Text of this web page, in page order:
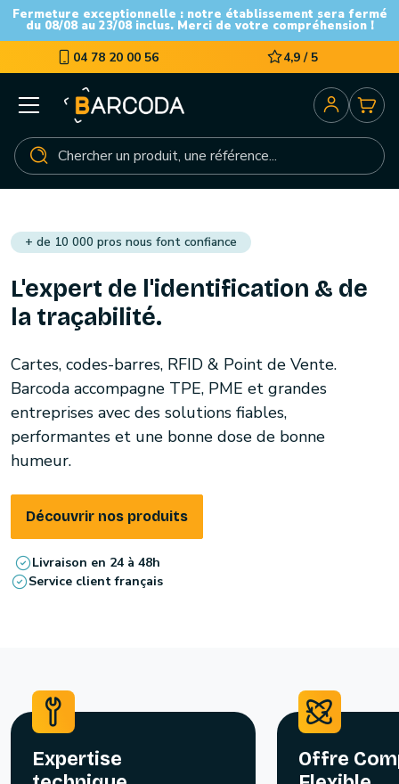
Fermeture exceptionnelle : notre établissement sera fermé
du 08/08 au 23/08 inclus. Merci de votre compréhension !
04 78 20 00 56 4,9 / 5
+ de 10 000 pros nous font confiance
L'expert de l'identification & de
la traçabilité.
Cartes, codes-barres, RFID & Point de Vente.
Barcoda accompagne TPE, PME et grandes
entreprises avec des solutions fiables,
performantes et une bonne dose de bonne
humeur.
Découvrir nos produits
Livraison en 24 à 48h
Service client français
Expertise
Offre